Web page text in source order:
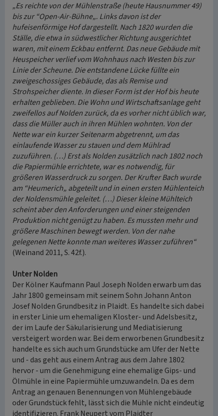
„Es reichte von der Mühlenstraße (heute Hausnummer 49)
bis zur “Open-Air-Bühne„. Links davon ist der
hufeisenförmige Hof dargestellt. Nach 1820 wurden die
Ställe, die etwa in südwestlicher Richtung ausgerichtet
waren, mit einem Eckbau entfernt. Das neue Gebäude mit
Heuspeicher verlief vom Wohnhaus nach Westen bis zur
Linie der Scheune. Die entstandene Lücke füllte ein
zweigeschossiges Gebäude, das als Remise und
Strohspeicher diente. In dieser Form ist der Hof bis heute
erhalten geblieben. Die Wohn und Wirtschaftsanlage geht
zweifellos auf Nolden zurück, da es vorher nicht üblich war,
dass die Müller auch in ihren Mühlen wohnten. Von der
Nette war ein kurzer Seitenarm abgetrennt, um das
einlaufende Wasser zu stauen und dem Mühlrad
zuzuführen. (…) Erst als Nolden zusätzlich nach 1802 noch
die Papiermühle errichtete, war es notwendig, für
größeren Wasserdruck zu sorgen. Der Krufter Bach wurde
am “Heumerich„ abgeteilt und in einen ersten Mühlenteich
der Noldensmühle geleitet. (…) Dieser kleine Mühlteich
scheint aber den Anforderungen und einer steigenden
Produktion nicht genügt zu haben. Es mussten mehr und
größere Maschinen bewegt werden. Von der nahe
gelegenen Nette konnte man weiteres Wasser zuführen“
(Weinand 2011, S. 42f.).
Unter Nolden
Der Kölner Kaufmann Paul Joseph Nolden erwarb um das
Jahr 1800 gemeinsam mit seinem Sohn Johann Anton
Josef Nolden Grundbesitz in Plaidt. Es handelte sich dabei
in erster Linie um ehemaligen Kloster- und Adelsbesitz,
der im Laufe der Säkularisierung und Mediatisierung
versteigert worden war. Bei dem erworbenen Grundbesitz
handelte es sich auch um Grundstücke am Ufer der Nette
und - das geht aus einem Antrag aus dem Jahre 1802
hervor - um die Genehmigung eine ehemalige Gips- und
Ölmühle in eine Papiermühle umzuwandeln. Da es dem
Antrag an genauen Benennungen von Mühlengebäude
oder Grundstück fehlt, lässt sich die Mühle nicht eindeutig
identifizieren. Frank Neupert vom Plaidter